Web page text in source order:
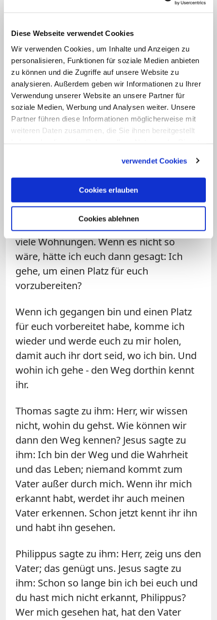
Diese Webseite verwendet Cookies
Wir verwenden Cookies, um Inhalte und Anzeigen zu
personalisieren, Funktionen für soziale Medien anbieten
zu können und die Zugriffe auf unsere Website zu
analysieren. Außerdem geben wir Informationen zu Ihrer
Verwendung unserer Website an unsere Partner für
soziale Medien, Werbung und Analysen weiter. Unsere
Partner führen diese Informationen möglicherweise mit
weiteren Daten zusammen, die Sie ihnen bereitgestellt
verwendet Cookies
Cookies erlauben
Cookies ablehnen
unglaublicher Nähe, Jesus ist immer
Und: Nähe hilft, wenn ich erschrocken
und verwirrt bin, die Nähe von Menschen
und vor allem die Nähe Jesu. Und die
wird mir heute zugesagt.
Sr. Veronica Krienen OSB
verwirren. Glaubt an Gott und glaubt an
mich! Im Haus meines Vaters gibt es
viele Wohnungen. Wenn es nicht so
wäre, hätte ich euch dann gesagt: Ich
gehe, um einen Platz für euch
vorzubereiten?
Wenn ich gegangen bin und einen Platz
für euch vorbereitet habe, komme ich
wieder und werde euch zu mir holen,
damit auch ihr dort seid, wo ich bin. Und
wohin ich gehe - den Weg dorthin kennt
ihr.
Thomas sagte zu ihm: Herr, wir wissen
nicht, wohin du gehst. Wie können wir
dann den Weg kennen? Jesus sagte zu
ihm: Ich bin der Weg und die Wahrheit
und das Leben; niemand kommt zum
Vater außer durch mich. Wenn ihr mich
erkannt habt, werdet ihr auch meinen
Vater erkennen. Schon jetzt kennt ihr ihn
und habt ihn gesehen.
Philippus sagte zu ihm: Herr, zeig uns den
Vater; das genügt uns. Jesus sagte zu
ihm: Schon so lange bin ich bei euch und
du hast mich nicht erkannt, Philippus?
Wer mich gesehen hat, hat den Vater